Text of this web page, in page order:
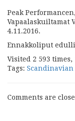
Peak
Vapaalaskuiltamat
4.11.2016.
Ennakkoliput
Visited 2 593
Tags: Scandinavian
Comments are